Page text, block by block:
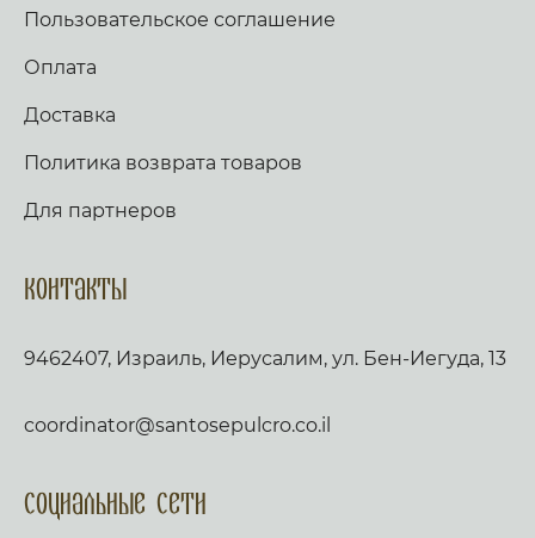
Пользовательское соглашение
Оплата
Доставка
Политика возврата товаров
Для партнеров
Контакты
9462407, Израиль, Иерусалим, ул. Бен-Иегуда, 13
coordinator@santosepulcro.co.il
Социальные сети